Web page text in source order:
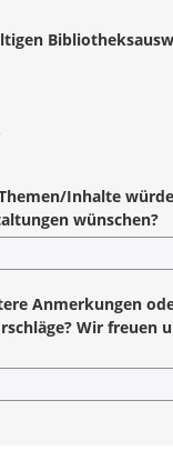
Inhalte
wünschen?
Anmerkungen
Wir freuen